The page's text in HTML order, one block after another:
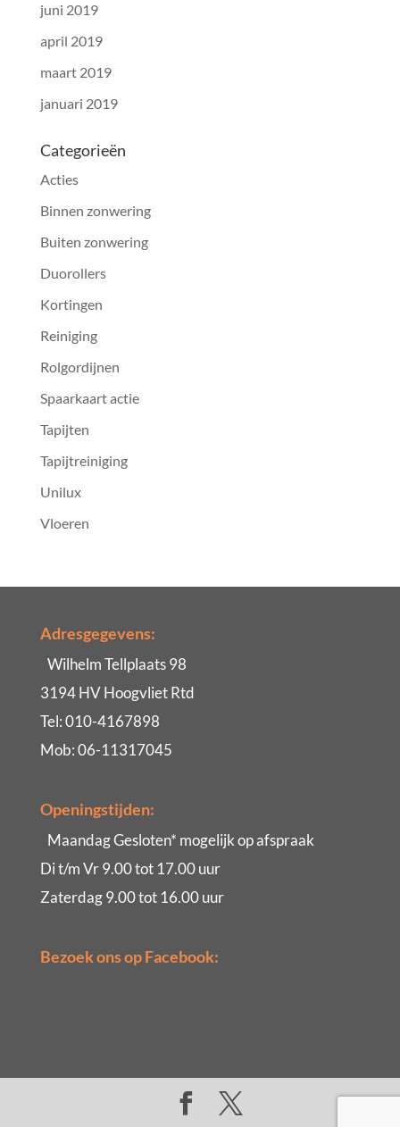
juni 2019
april 2019
maart 2019
januari 2019
Categorieën
Acties
Binnen zonwering
Buiten zonwering
Duorollers
Kortingen
Reiniging
Rolgordijnen
Spaarkaart actie
Tapijten
Tapijtreiniging
Unilux
Vloeren
Adresgegevens:
Wilhelm Tellplaats 98
3194 HV Hoogvliet Rtd
Tel: 010-4167898
Mob: 06-11317045
Openingstijden:
Maandag Gesloten* mogelijk op afspraak
Di t/m Vr 9.00 tot 17.00 uur
Zaterdag 9.00 tot 16.00 uur
Bezoek ons op Facebook: